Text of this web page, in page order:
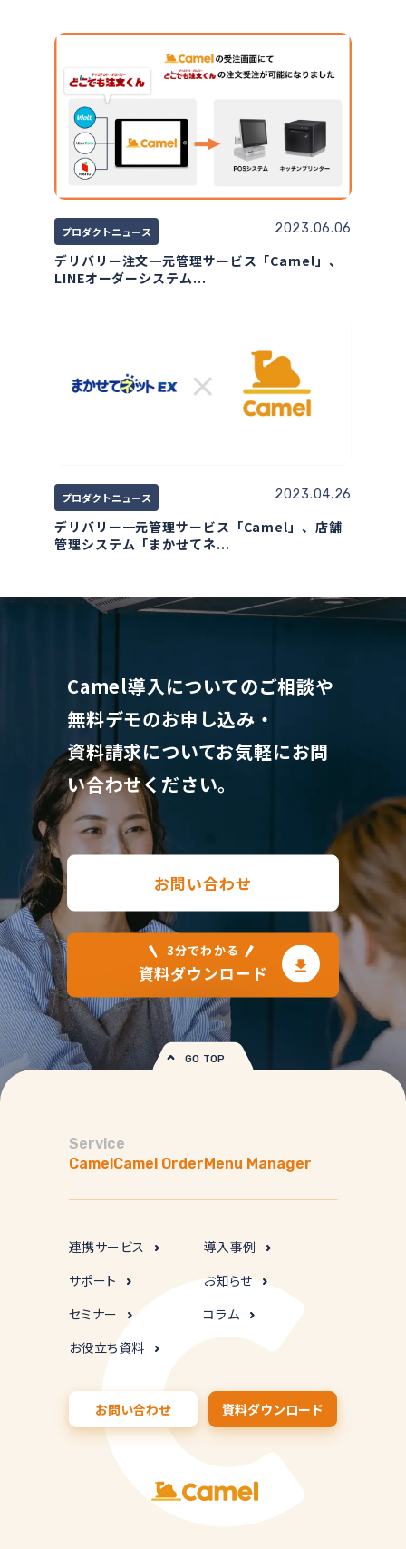
プロダクトニュース 2023.06.06
デリバリー注文一元管理サービス「Camel」、
LINEオーダーシステム...
プロダクトニュース 2023.04.26
デリバリー一元管理サービス「Camel」、店舗
管理システム「まかせてネ...
Camel導入についてのご相談や
無料デモのお申し込み・
資料請求についてお気軽にお問
い合わせください。
お問い合わせ
3分でわかる
資料ダウンロード
Service
CamelCamel OrderMenu Manager
連携サービス
サポート
セミナー
導入事例
お知らせ
コラム
お役立ち資料
お問い合わせ 資料ダウンロード
GO TOP